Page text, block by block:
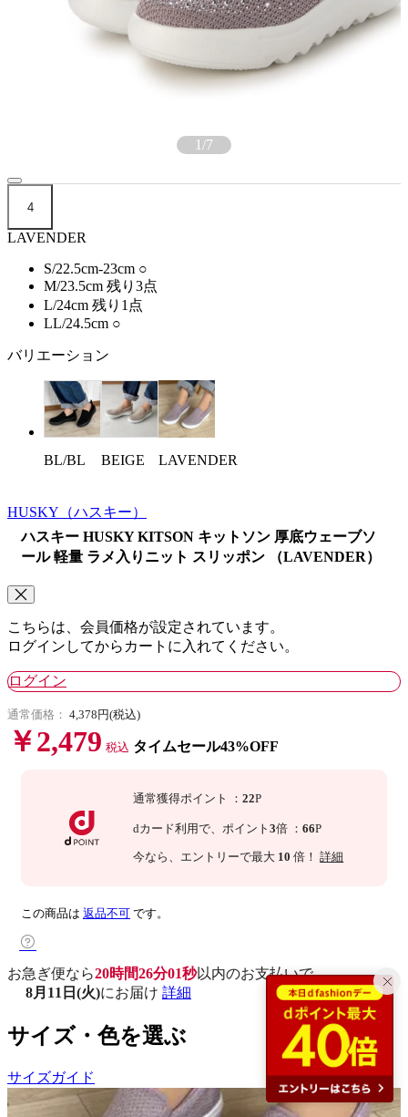
1/7
4
LAVENDER
S/22.5cm-23cm ○
M/23.5cm 残り3点
L/24cm 残り1点
LL/24.5cm ○
バリエーション
BL/BL BEIGE LAVENDER
HUSKY （ハスキー）
ハスキー HUSKY KITSON キットソン 厚底ウェーブソ
ール 軽量 ラメ入りニット スリッポン （LAVENDER）
こちらは、会員価格が設定されています。
ログインしてからカートに入れてください。
ログイン
通常価格： 4,378円(税込)
￥2,479 税込 タイムセール43%OFF
通常獲得ポイント ：22P
dカード利用で、ポイント3倍 ：66P
今なら 、エントリーで最大 10 倍！詳細
この商品は 返品不可 です。
お急ぎ便なら20時間26分00秒以内のお支払いで
8月11日(火)にお届け 詳細
サイズ・色を選ぶ
サイズガイド